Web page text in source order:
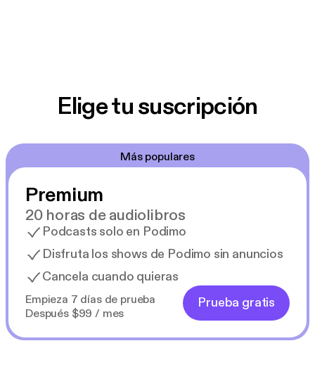
Elige tu suscripción
Más populares
Premium
20 horas de audiolibros
Podcasts solo en Podimo
Disfruta los shows de Podimo sin anuncios
Cancela cuando quieras
Empieza 7 días de prueba
Después $99 / mes
Prueba gratis